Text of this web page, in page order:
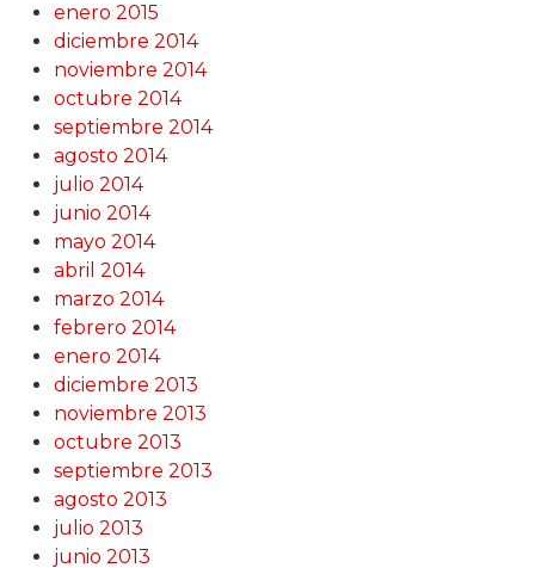
enero 2015
diciembre 2014
noviembre 2014
octubre 2014
septiembre 2014
agosto 2014
julio 2014
junio 2014
mayo 2014
abril 2014
marzo 2014
febrero 2014
enero 2014
diciembre 2013
noviembre 2013
octubre 2013
septiembre 2013
agosto 2013
julio 2013
junio 2013